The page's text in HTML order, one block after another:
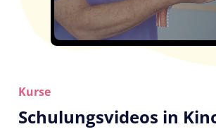
Kurse
Schulungsvideos in